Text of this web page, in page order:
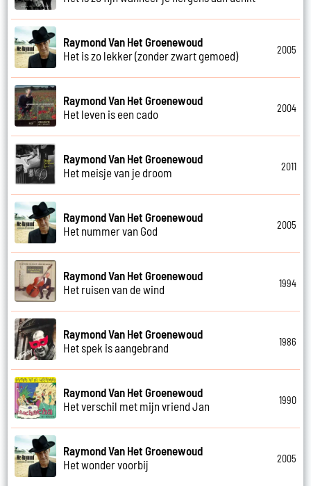
Raymond Van Het Groenewoud
Het is zo lekker (zonder zwart gemoed)
2005
Raymond Van Het Groenewoud
Het leven is een cado
2004
Raymond Van Het Groenewoud
Het meisje van je droom
2011
Raymond Van Het Groenewoud
Het nummer van God
2005
Raymond Van Het Groenewoud
Het ruisen van de wind
1994
Raymond Van Het Groenewoud
Het spek is aangebrand
1986
Raymond Van Het Groenewoud
Het verschil met mijn vriend Jan
1990
Raymond Van Het Groenewoud
Het wonder voorbij
2005